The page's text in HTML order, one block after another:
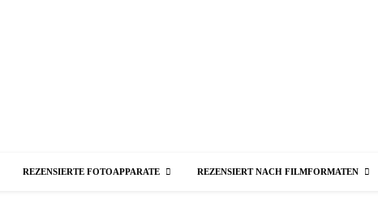
REZENSIERTE FOTOAPPARATE REZENSIERT NACH FILMFORMATEN